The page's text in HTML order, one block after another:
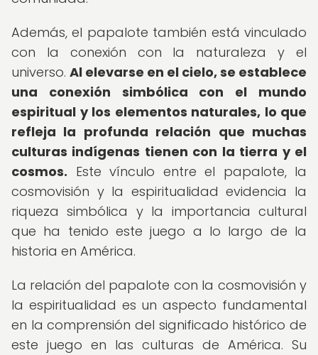
Además, el papalote también está vinculado
con la conexión con la naturaleza y el
universo. Al elevarse en el cielo, se establece
una conexión simbólica con el mundo
espiritual y los elementos naturales, lo que
refleja la profunda relación que muchas
culturas indígenas tienen con la tierra y el
cosmos. Este vínculo entre el papalote, la
cosmovisión y la espiritualidad evidencia la
riqueza simbólica y la importancia cultural
que ha tenido este juego a lo largo de la
historia en América.
La relación del papalote con la cosmovisión y
la espiritualidad es un aspecto fundamental
en la comprensión del significado histórico de
este juego en las culturas de América. Su